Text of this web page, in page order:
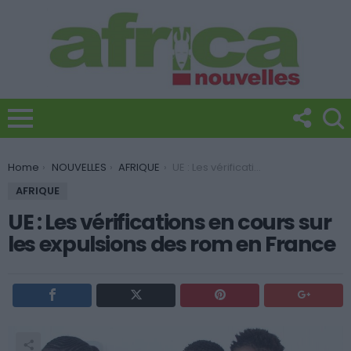
You are here:
Home NOUVELLES AFRIQUE
UE : Les vérifications en cours sur les expulsions des rom en France
AFRIQUE
UE : Les vérifications en cours sur
les expulsions des rom en France